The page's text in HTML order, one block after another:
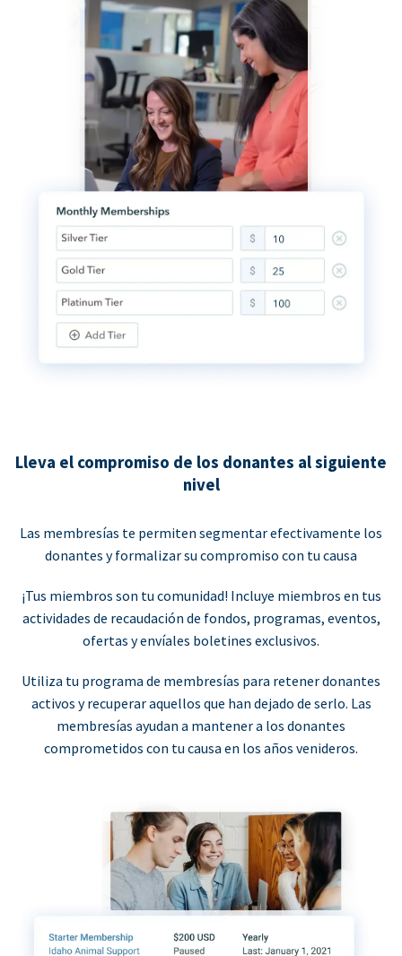
Lleva el compromiso de los donantes al siguiente
nivel
Las membresías te permiten segmentar efectivamente los
donantes y formalizar su compromiso con tu causa
¡Tus miembros son tu comunidad! Incluye miembros en tus
actividades de recaudación de fondos, programas, eventos,
ofertas y envíales boletines exclusivos.
Utiliza tu programa de membresías para retener donantes
activos y recuperar aquellos que han dejado de serlo. Las
membresías ayudan a mantener a los donantes
comprometidos con tu causa en los años venideros.